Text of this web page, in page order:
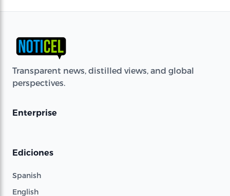
Transparent news, distilled views, and global
perspectives.
Enterprise
Ediciones
Spanish
English